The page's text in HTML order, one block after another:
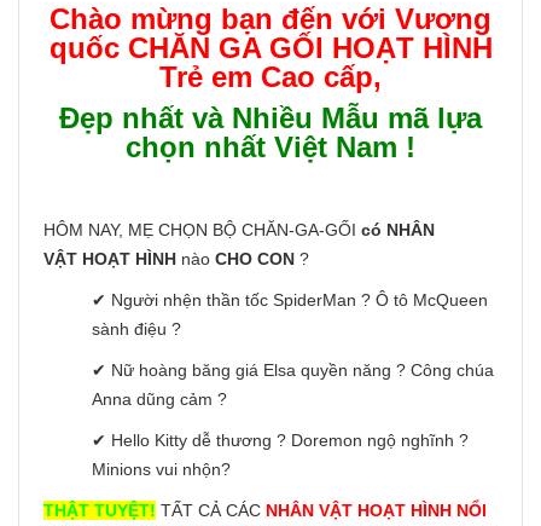
Chào mừng bạn đến với Vương
quốc CHĂN GA GỐI HOẠT HÌNH
Trẻ em Cao cấp,
Đẹp nhất và Nhiều Mẫu mã lựa
chọn nhất Việt Nam !
HÔM NAY, MẸ CHỌN BỘ CHĂN-GA-GỐI có NHÂN
VẬT HOẠT HÌNH nào CHO CON ?
✔ Người nhện thần tốc SpiderMan ? Ô tô McQueen
sành điệu ?
✔ Nữ hoàng băng giá Elsa quyền năng ? Công chúa
Anna dũng cảm ?
✔ Hello Kitty dễ thương ? Doremon ngộ nghĩnh ?
Minions vui nhộn?
THẬT TUYỆT! TẤT CẢ CÁC NHÂN VẬT HOẠT HÌNH NỔI